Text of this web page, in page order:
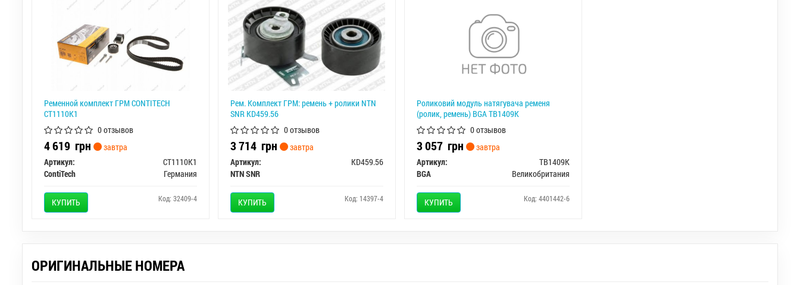
Ременной комплект ГРМ CONTITECH
CT1110K1
0 отзывов
4 619 грн
завтра
Артикул:
CT1110K1
ContiTech
Германия
КУПИТЬ Код: 32409-4
Рем. Комплект ГРМ: ремень + ролики NTN
SNR KD459.56
0 отзывов
3 714 грн
завтра
Артикул:
KD459.56
NTN SNR
КУПИТЬ Код: 14397-4
Роликовий модуль натягувача ременя
(ролик, ремень) BGA TB1409K
0 отзывов
3 057 грн
завтра
Артикул:
TB1409K
BGA
Великобритания
КУПИТЬ Код: 4401442-6
ОРИГИНАЛЬНЫЕ НОМЕРА